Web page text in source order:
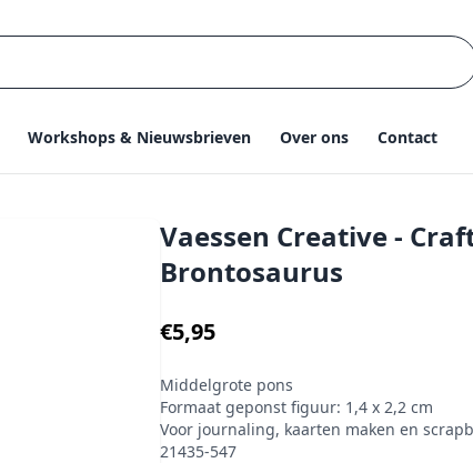
Workshops & Nieuwsbrieven Over ons Contact
Vaessen Creative -
Brontosaurus
€5,95
Middelgrote pons
Formaat geponst figuur: 1,4 x 2,2 cm
Voor journaling, kaarten maken en
21435-547